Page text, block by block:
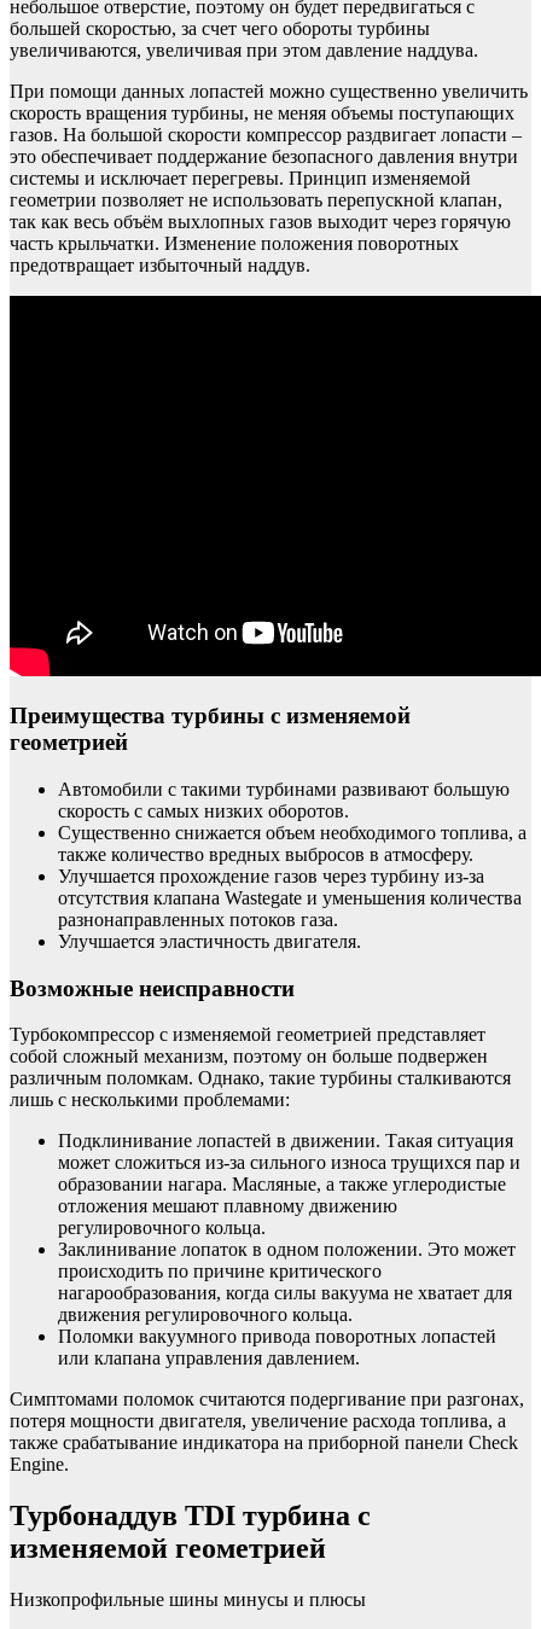
небольшое отверстие, поэтому он будет передвигаться с
большей скоростью, за счет чего обороты турбины
увеличиваются, увеличивая при этом давление наддува.
При помощи данных лопастей можно существенно увеличить
скорость вращения турбины, не меняя объемы поступающих
газов. На большой скорости компрессор раздвигает лопасти –
это обеспечивает поддержание безопасного давления внутри
системы и исключает перегревы. Принцип изменяемой
геометрии позволяет не использовать перепускной клапан,
так как весь объём выхлопных газов выходит через горячую
часть крыльчатки. Изменение положения поворотных
предотвращает избыточный наддув.
Преимущества турбины с изменяемой
геометрией
Автомобили с такими турбинами развивают большую
скорость с самых низких оборотов.
Существенно снижается объем необходимого топлива, а
также количество вредных выбросов в атмосферу.
Улучшается прохождение газов через турбину из-за
отсутствия клапана Wastegate и уменьшения количества
разнонаправленных потоков газа.
Улучшается эластичность двигателя.
Возможные неисправности
Турбокомпрессор с изменяемой геометрией представляет
собой сложный механизм, поэтому он больше подвержен
различным поломкам. Однако, такие турбины сталкиваются
лишь с несколькими проблемами:
Подклинивание лопастей в движении. Такая ситуация
может сложиться из-за сильного износа трущихся пар и
образовании нагара. Масляные, а также углеродистые
отложения мешают плавному движению
регулировочного кольца.
Заклинивание лопаток в одном положении. Это может
происходить по причине критического
нагарообразования, когда силы вакуума не хватает для
движения регулировочного кольца.
Поломки вакуумного привода поворотных лопастей
или клапана управления давлением.
Симптомами поломок считаются подергивание при разгонах,
потеря мощности двигателя, увеличение расхода топлива, а
также срабатывание индикатора на приборной панели Check
Engine.
Турбонаддув TDI турбина с
изменяемой геометрией
Низкопрофильные шины минусы и плюсы